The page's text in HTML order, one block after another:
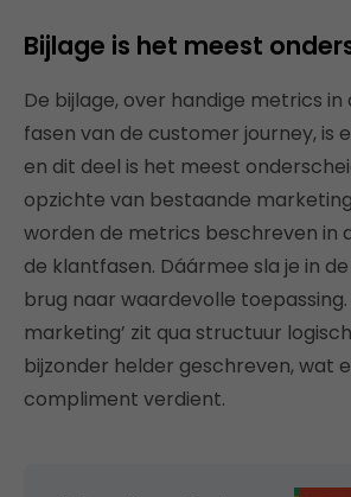
Bijlage is het meest
De bijlage, over handige metrics
fasen van de customer journey, is
en dit deel is het meest
opzichte van bestaande
worden de metrics beschreven in
de klantfasen. Dáármee sla je in
brug naar waardevolle
marketing’ zit qua structuur
bijzonder helder geschreven, wat
compliment verdient.